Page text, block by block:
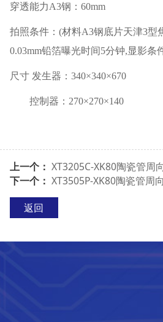
穿透能力A3钢： 60mm
拍照条件： (材料A3钢底片天津3型
0.03mm铅箔曝光时间5分钟,显影条
尺寸 发生器： 340×340×670
控制器： 270×270×140
上一个： XT3205C-XK80陶瓷管周
下一个： XT3505P-XK80陶瓷管周
返回